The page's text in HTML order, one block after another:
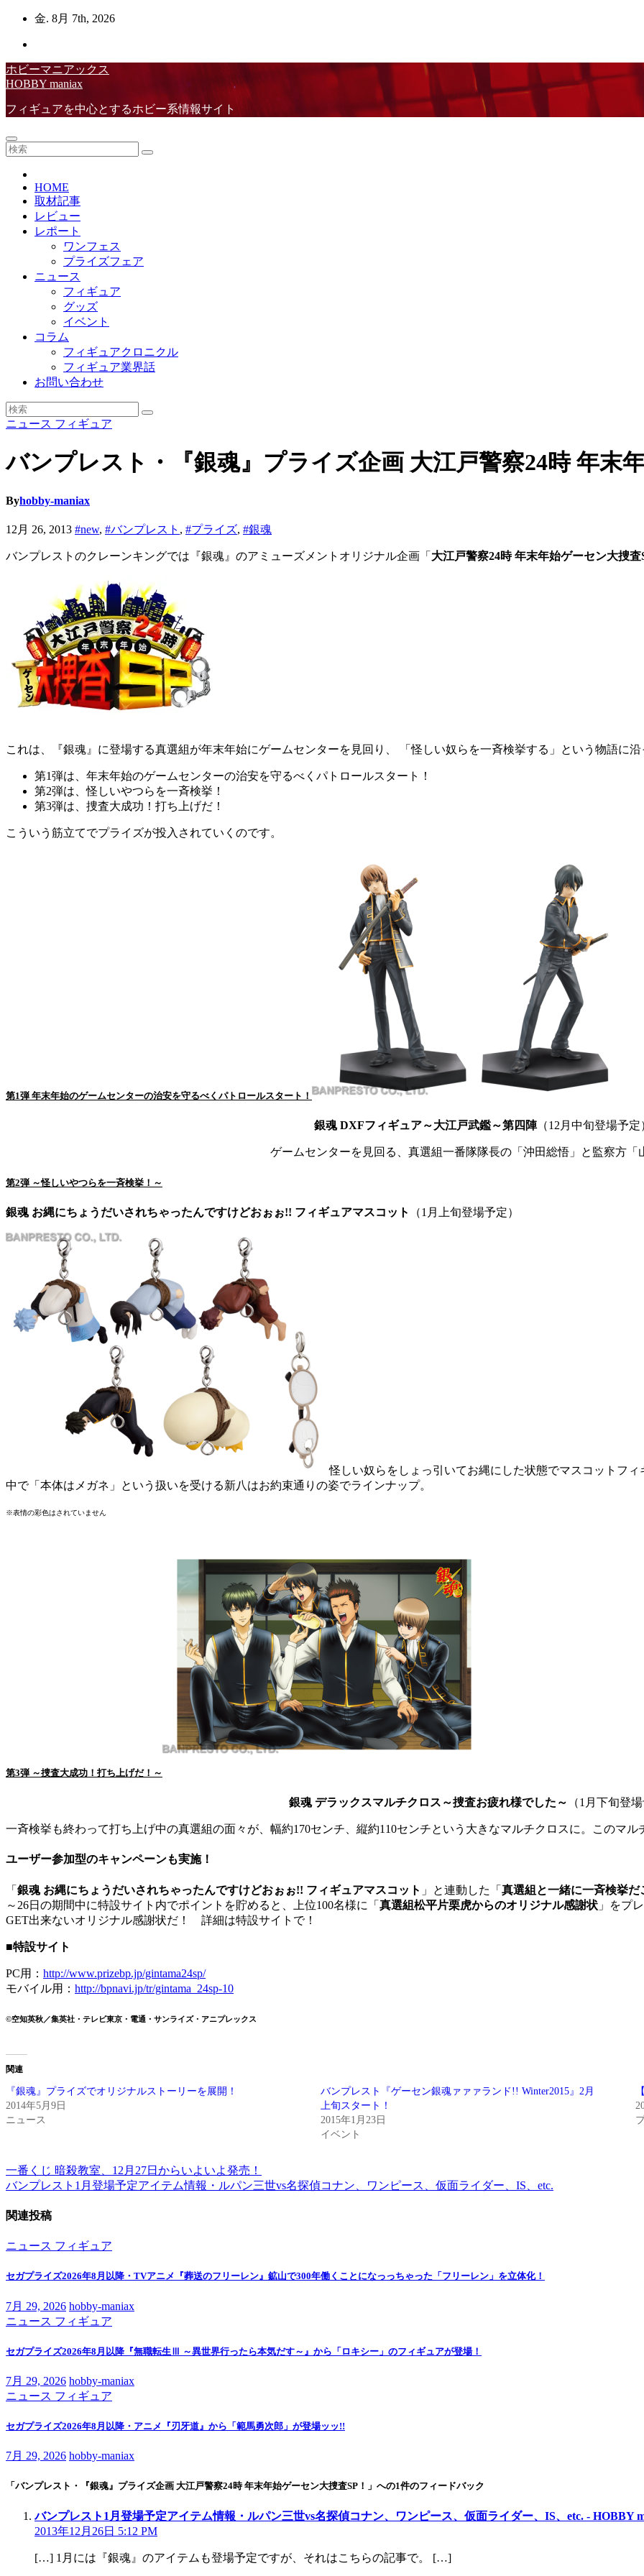
ン
ツ
へ
ス
ッ
プ
金. 8月 7th, 2026
ホビーマニアックス
HOBBY maniax
フィギュアを中心とするホビー系情報サイト
HOME
取材記事
レビュー
レポート
ワンフェス
プライズフェア
ニュース
フィギュア
グッズ
イベント
コラム
フィギュアクロニクル
フィギュア業界話
お問い合わせ
ニュース フィギュア
バンプレスト・『銀魂』プライズ企画 大江戸警察24時 年末
Byhobby-maniax
12月 26, 2013 #new, #バンプレスト , #プライズ, #銀魂
バンプレストのクレーンキングでは『銀魂』のアミューズメントオリジナル企画「 大江戸警察24時 年末年始ゲーセン大捜査
これは、『銀魂』に登場する真選組が年末年始にゲームセンターを見回り、 「怪しい奴らを一斉検挙する」という物語に
第1弾は、年末年始のゲームセンターの治安を守るべくパトロールスタート！
第2弾は、怪しいやつらを一斉検挙！
第3弾は、捜査大成功！打ち上げだ！
こういう筋立てでプライズが投入されていくのです。
第1弾 年末年始のゲームセンターの治安を守るべくパトロールスタート！
銀魂 DXFフィギュア～大江戸武鑑～第四陣（12月中旬登場予定
ゲームセンターを見回る、真選組一番隊隊長の「沖田総悟」と監察方「
第2弾 ～怪しいやつらを一斉検挙！～
銀魂 お縄にちょうだいされちゃったんですけどおぉぉ!! フィギュアマスコット （1月上旬登場予定）
怪しい奴らをしょっ引いてお縄にした状態でマスコットフ
中で「本体はメガネ」という扱いを受ける新八はお約束通りの姿でラインナップ。
※表情の彩色はされていません
第3弾 ～捜査大成功！打ち上げだ！～
銀魂 デラックスマルチクロス～捜査お疲れ様でした～ （1月下旬登場
一斉検挙も終わって打ち上げ中の真選組の面々が、幅約170センチ、縦約110センチという大きなマルチクロスに。このマル
ユーザー参加型のキャンペーンも実施！
「 銀魂 お縄にちょうだいされちゃったんですけどおぉぉ!! フィギュアマスコット 」と連動した「 真選組と一緒に一斉検挙
～26日の期間中に特設サイト内でポイントを貯めると、上位100名様に「 真選組松平片栗虎からのオリジナル感謝状 」をプ
GET出来ないオリジナル感謝状だ！ 詳細は特設サイトで！
■特設サイト
PC用： http://www.prizebp.jp/gintama24sp/
モバイル用： http://bpnavi.jp/tr/gintama_24sp-10
©空知英秋／集英社・テレビ東京・電通・サンライズ・アニプレックス
関連
『銀魂』プライズでオリジナルストーリーを展開！
2014年5月9日
ニュース
バンプレスト『ゲーセン銀魂ァァァランド!! Winter2015』2月
上旬スタート！
2015年1月23日
イベント
投
稿
ナ
ビ
シ
ン
一番くじ 暗殺教室、12月27日からいよいよ発売！
バンプレスト1月登場予定アイテム情報・ルパン三世vs名探偵コナン、ワンピース、仮面ライダー、IS、etc.
関連投稿
ニュース フィギュア
セガプライズ2026年8月以降・TVアニメ『葬送のフリーレン』鉱山で300年働くことになっっちゃった「フリーレン」を立体化！
7月 29, 2026 hobby-maniax
ニュース フィギュア
セガプライズ2026年8月以降『無職転生Ⅲ ～異世界行ったら本気だす～』から「ロキシー」のフィギュアが登場！
7月 29, 2026 hobby-maniax
ニュース フィギュア
セガプライズ2026年8月以降・アニメ『刃牙道』から「範馬勇次郎」が登場ッッ!!
7月 29, 2026 hobby-maniax
「バンプレスト・『銀魂』プライズ企画 大江戸警察24時 年末年始ゲーセン大捜査SP！」への1件のフィードバック
バンプレスト1月登場予定アイテム情報・ルパン三世vs名探偵コナン、ワンピース、仮面ライダー、IS、etc. - HOBBY
2013年12月26日 5:12 PM
[…] 1月には『銀魂』のアイテムも登場予定ですが、それはこちらの記事で。 […]